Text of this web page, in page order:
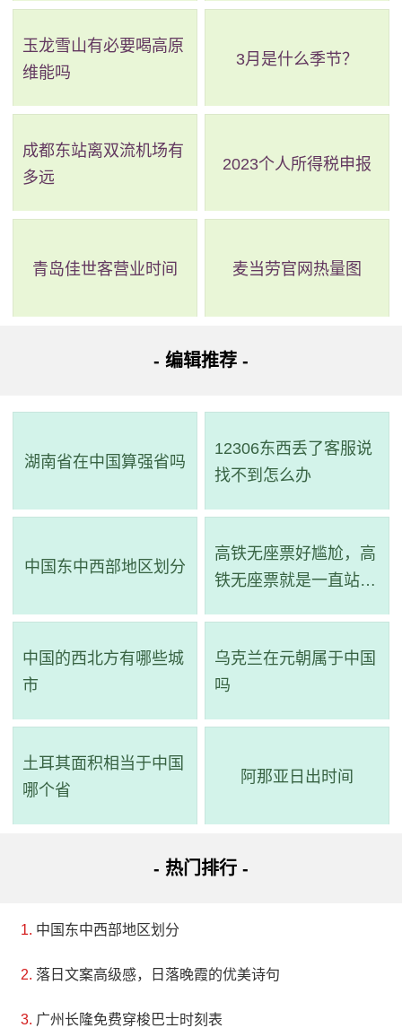
玉龙雪山有必要喝高原
维能吗
3月是什么季节？
成都东站离双流机场有
多远
2023个人所得税申报
青岛佳世客营业时间 麦当劳官网热量图
- 编辑推荐 -
湖南省在中国算强省吗
12306东西丢了客服说
找不到怎么办
中国东中西部地区划分
高铁无座票好尴尬，高
铁无座票就是一直站着
中国的西北方有哪些城
市
乌克兰在元朝属于中国
吗
土耳其面积相当于中国
哪个省
阿那亚日出时间
- 热门排行 -
中国东中西部地区划分
落日文案高级感，日落晚霞的优美诗句
广州长隆免费穿梭巴士时刻表